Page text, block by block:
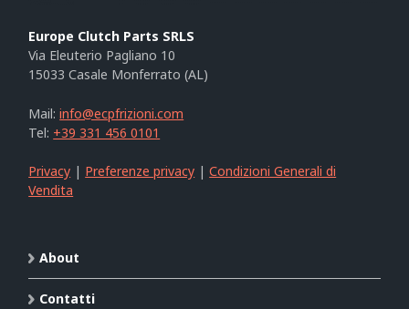
Europe Clutch Parts SRLS
Via Eleuterio Pagliano 10
15033 Casale Monferrato (AL)
Mail:info@ecpfrizioni.com
Tel: +39 331 456 0101
Privacy | Preferenze privacy |Condizioni Generali di
Vendita
About
Contatti